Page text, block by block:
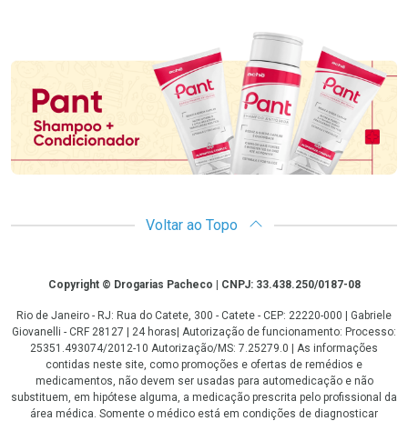
Promoção em Destaque
Voltar ao Topo
CopyrightCopyright © Drogarias Pacheco | CNPJ: 33.438.250/0187-08
Rio de Janeiro - RJ: Rua do Catete, 300 - Catete - CEP: 22220-000 | Gabriele
Giovanelli - CRF 28127 | 24 horas| Autorização de funcionamento: Processo:
25351.493074/2012-10 Autorização/MS: 7.25279.0 | As informações
contidas neste site, como promoções e ofertas de remédios e
medicamentos, não devem ser usadas para automedicação e não
substituem, em hipótese alguma, a medicação prescrita pelo profissional da
área médica. Somente o médico está em condições de diagnosticar